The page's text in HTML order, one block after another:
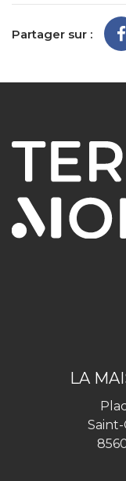
Partager sur :
LA